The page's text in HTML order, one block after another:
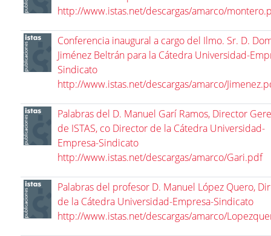
http://www.istas.net/descargas/amarco/
Conferencia inaugural a cargo del Ilmo. Sr. D.
Jiménez Beltrán para la Cátedra Universidad-
Sindicato
http://www.istas.net/descargas/amarco/
Palabras del D. Manuel Garí Ramos, Director
de ISTAS, co Director de la Cátedra Universidad-
Empresa-Sindicato
http://www.istas.net/descargas/amarco/Gari.pdf
Palabras del profesor D. Manuel López Quero,
de la Cátedra Universidad-Empresa-Sindicato
http://www.istas.net/descargas/amarco/